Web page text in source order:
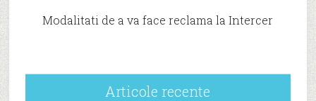
Modalitati de a va face reclama la Intercer
Articole recente